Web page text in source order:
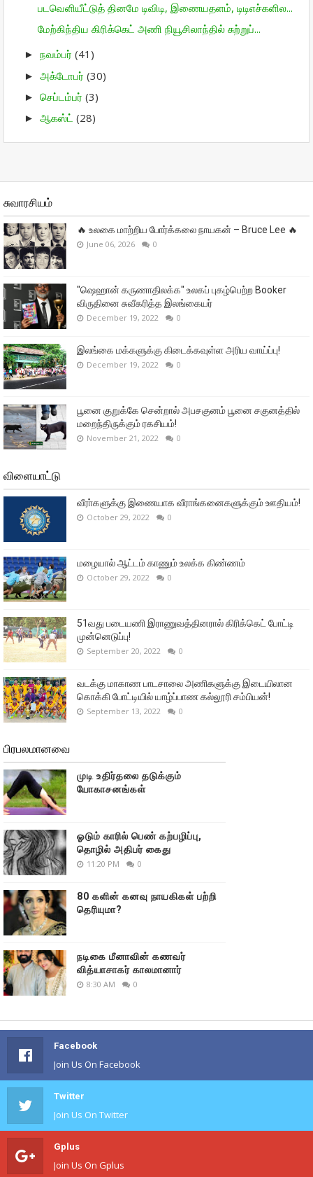
படவெளியீட்டுத் தினமே டிவிடி, இணையதளம், டிடிஎச்களில...
மேற்கிந்திய கிரிக்கெட் அணி நியூசிலாந்தில் சுற்றுப்...
► நவம்பர் (41)
► அக்டோபர் (30)
► செப்டம்பர் (3)
► ஆகஸ்ட் (28)
சுவாரசியம்
🔥 உலகை மாற்றிய போர்க்கலை நாயகன் – Bruce Lee 🔥
June 06, 2026 0
"ஷெஹான் கருணாதிலக்க" உலகப் புகழ்பெற்ற Booker
விருதினை சுவீகரித்த இலங்கையர்
December 19, 2022 0
இலங்கை மக்களுக்கு கிடைக்கவுள்ள அரிய வாய்ப்பு!
December 19, 2022 0
பூனை குறுக்கே சென்றால் அபசகுனம் பூனை சகுனத்தில்
மறைந்திருக்கும் ரகசியம்!
November 21, 2022 0
விளையாட்டு
வீரா்களுக்கு இணையாக வீராங்கனைகளுக்கும் ஊதியம்!
October 29, 2022 0
மழையால் ஆட்டம் காணும் உலக்க கிண்ணம்
October 29, 2022 0
51வது படையணி இராணுவத்தினரால் கிரிக்கெட் போட்டி
முன்னெடுப்பு!
September 20, 2022 0
வடக்கு மாகாண பாடசாலை அணிகளுக்கு இடையிலான
கொக்கி போட்டியில் யாழ்ப்பாண கல்லூரி சம்பியன்!
September 13, 2022 0
பிரபலமானவை
முடி உதிர்தலை தடுக்கும்
யோகாசனங்கள்
ஓடும் காரில் பெண் கற்பழிப்பு,
தொழில் அதிபர் கைது
11:20 PM 0
80 களின் கனவு நாயகிகள் பற்றி
தெரியுமா?
நடிகை மீனாவின் கணவர்
வித்யாசாகர் காலமானார்
8:30 AM 0
Facebook
Join Us On Facebook
Twitter
Join Us On Twitter
Gplus
Join Us On Gplus